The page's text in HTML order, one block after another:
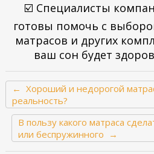
☑️ Специалисты
готовы помочь с
матрасов и других
ваш сон будет
← Хороший и недорогой
реальность?
В пользу какого матраса
или беспружинного →